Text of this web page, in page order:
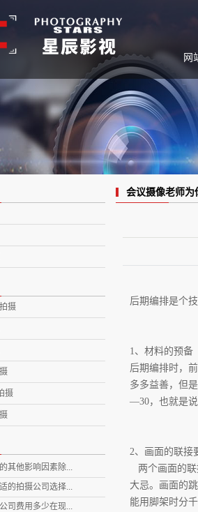
网
摄
摄
其他影响因素除...
的拍摄公司选择...
司费用多少在现...
会议摄像老师为
后期编排是个
1、材料的预备
后期编排时，
多多益善，但
—30，也就是说
2、画面的联接
两个画面的联
大忌。画面的
能用脚架时分